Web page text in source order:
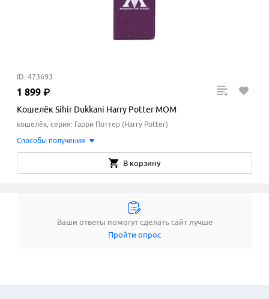
ID: 473693
1 899 ₽
Кошелёк Sihir Dukkani Harry Potter MOM
кошелёк, серия: Гарри Поттер (Harry Potter)
Способы получения
В корзину
Ваши ответы помогут сделать сайт лучше
Пройти опрос